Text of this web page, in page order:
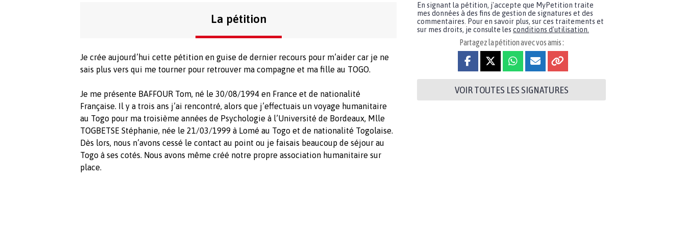
La pétition
Je crée aujourd’hui cette pétition en guise de dernier recours pour m’aider car je ne
sais plus vers qui me tourner pour retrouver ma compagne et ma fille au TOGO.
Je me présente BAFFOUR Tom, né le 30/08/1994 en France et de nationalité
Française. Il y a trois ans j’ai rencontré, alors que j’effectuais un voyage humanitaire
au Togo pour ma troisième années de Psychologie à l’Université de Bordeaux, Mlle
TOGBETSE Stéphanie, née le 21/03/1999 à Lomé au Togo et de nationalité Togolaise.
Dès lors, nous n’avons cessé le contact au point ou je faisais beaucoup de séjour au
Togo à ses cotés. Nous avons même créé notre propre association humanitaire sur
place.
En signant la pétition, j'accepte que MyPetition traite
mes données à des fins de gestion de signatures et des
commentaires. Pour en savoir plus, sur ces traitements et
sur mes droits, je consulte les conditions d'utilisation.
Partagez la pétition avec vos amis :
VOIR TOUTES LES SIGNATURES